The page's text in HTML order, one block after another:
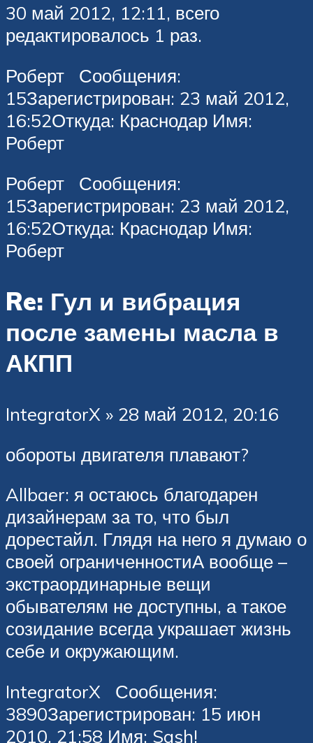
30 май 2012, 12:11, всего
редактировалось 1 раз.
Роберт Сообщения:
15Зарегистрирован: 23 май 2012,
16:52Откуда: Краснодар Имя:
Роберт
Роберт Сообщения:
15Зарегистрирован: 23 май 2012,
16:52Откуда: Краснодар Имя:
Роберт
Re: Гул и вибрация
после замены масла в
АКПП
IntegratorX » 28 май 2012, 20:16
обороты двигателя плавают?
Allbaer: я остаюсь благодарен
дизайнерам за то, что был
дорестайл. Глядя на него я думаю о
своей ограниченностиА вообще –
экстраординарные вещи
обывателям не доступны, а такое
созидание всегда украшает жизнь
себе и окружающим.
IntegratorX Сообщения:
3890Зарегистрирован: 15 июн
2010, 21:58 Имя: Sash!